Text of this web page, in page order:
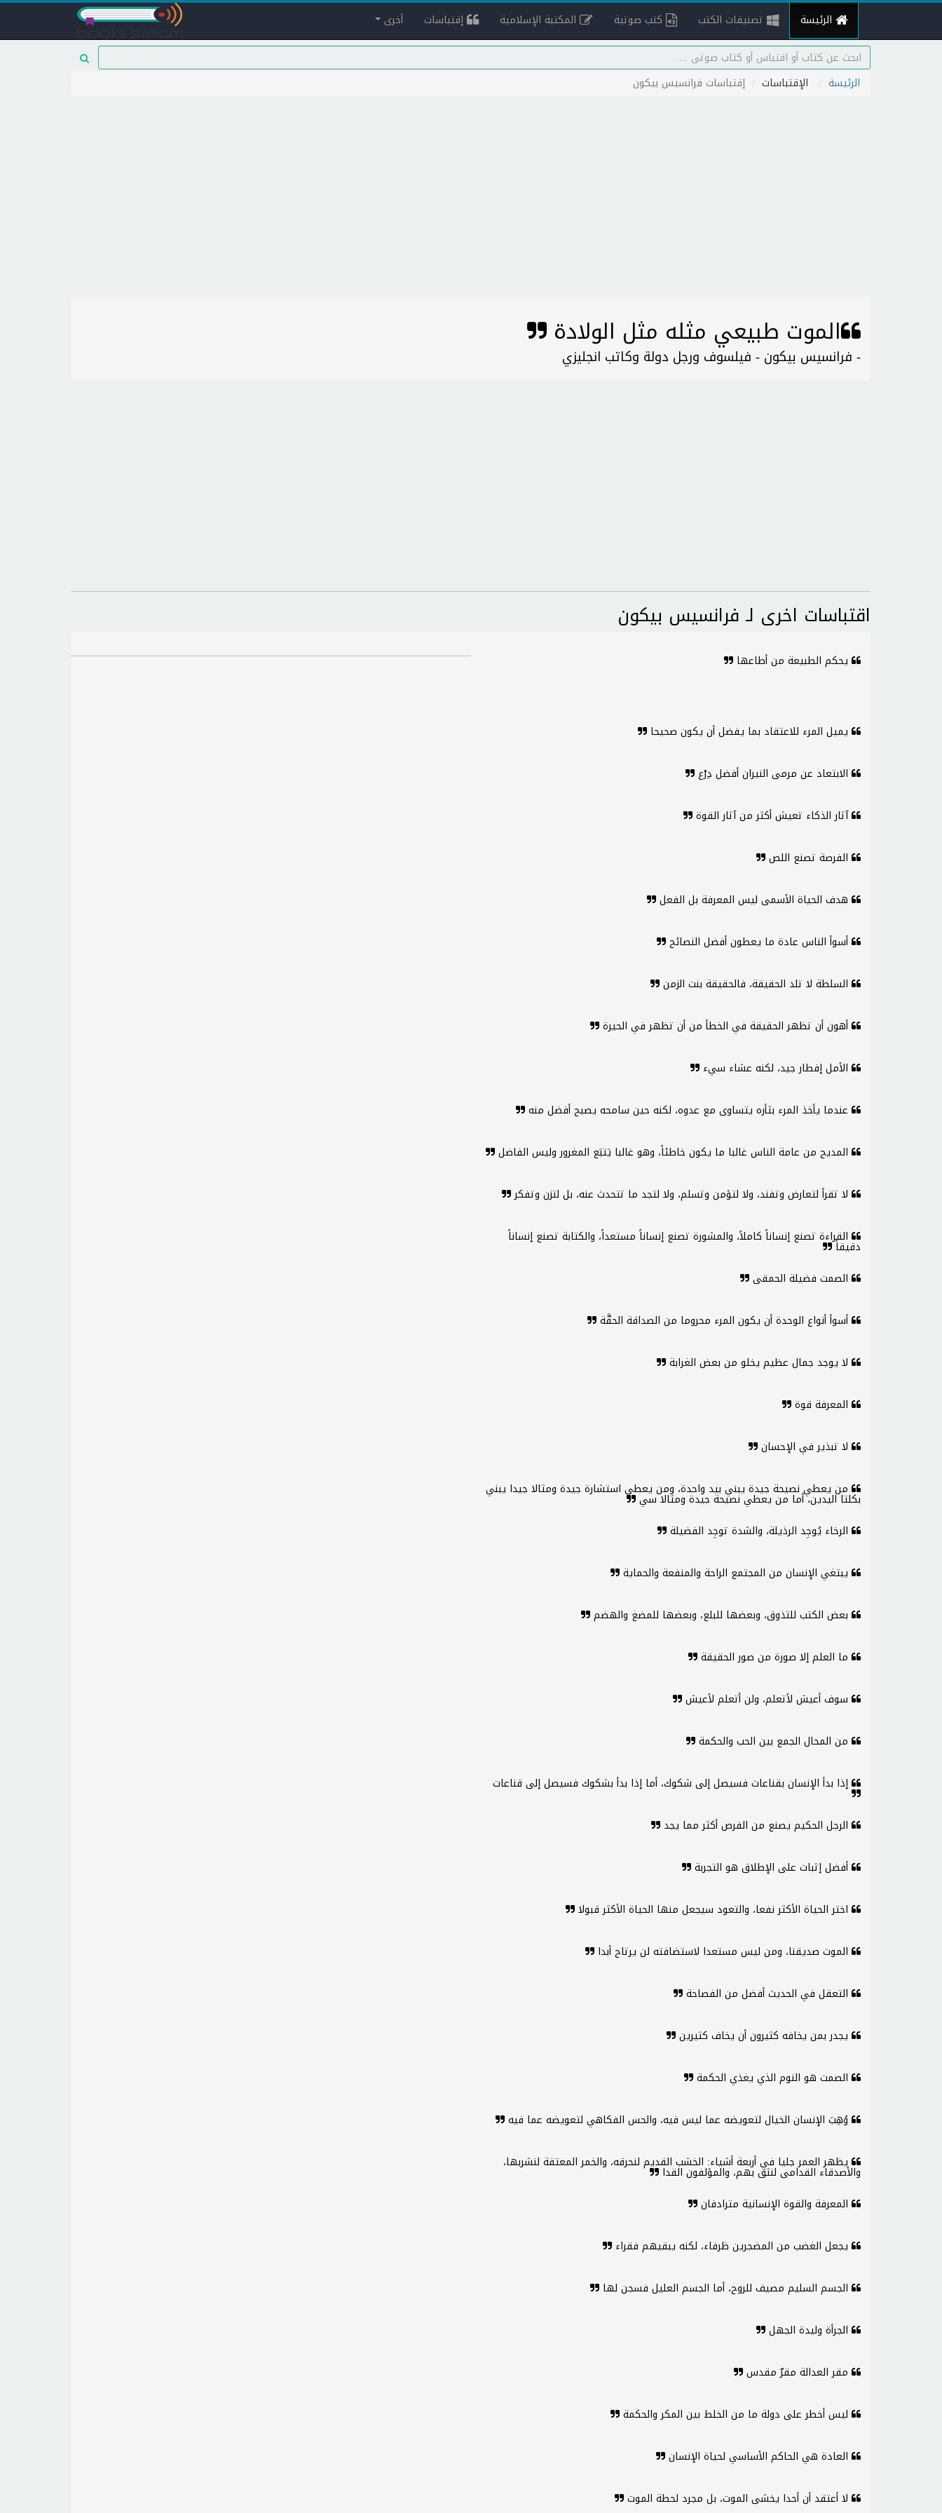
الرئيسة تصنيفات الكتب كتب صوتية المكتبة الإسلامية إقتباسات أخرى
الرئيسة الإقتباسات إقتباسات فرانسيس بيكون
الموت طبيعي مثله مثل الولادة
- فرانسيس بيكون - فيلسوف ورجل دولة وكاتب انجليزي
اقتباسات اخرى لـ فرانسيس بيكون
يحكم الطبيعة من أطاعها
يميل المرء للاعتقاد بما يفضل أن يكون صحيحا
الابتعاد عن مرمى النيران أفضل دِرْع
آثار الذكاء تعيش أكثر من آثار القوة
الفرصة تصنع اللص
هدف الحياة الأسمى ليس المعرفة بل الفعل
أسوأ الناس عادة ما يعطون أفضل النصائح
السلطة لا تلد الحقيقة، فالحقيقة بنت الزمن
أهون أن تظهر الحقيقة في الخطأ من أن تظهر في الحيرة
الأمل إفطار جيد، لكنه عشاء سيء
عندما يأخذ المرء بثأره يتساوى مع عدوه، لكنه حين سامحه يصبح أفضل منه
المديح من عامة الناس غالبا ما يكون خاطئاً، وهو غالبا يَتبَع المغرور وليس الفاضل
لا تقرأ لتعارض وتفند، ولا لتؤمن وتسلم، ولا لتجد ما تتحدث عنه، بل لتزن وتفكر
القراءة تصنع إنساناً كاملاً، والمشورة تصنع إنساناً مستعداً، والكتابة تصنع إنساناً
دقيقاً
الصمت فضيلة الحمقى
أسوأ أنواع الوحدة أن يكون المرء محروما من الصداقة الحقَّة
لا يوجد جمال عظيم يخلو من بعض الغرابة
المعرفة قوة
لا تبذير في الإحسان
من يعطي نصيحة جيدة يبني بيد واحدة، ومن يعطي استشارة جيدة ومثالا جيدا يبني
بكلتا اليدين، أما من يعطي نصيحة جيدة ومثالا سي
الرخاء يُوجِد الرذيلة، والشدة توجِد الفضيلة
يبتغي الإنسان من المجتمع الراحة والمنفعة والحماية
بعض الكتب للتذوق، وبعضها للبلع، وبعضها للمضغ والهضم
ما العلم إلا صورة من صور الحقيقة
سوف أعيش لأتعلم، ولن أتعلم لأعيش
من المحال الجمع بين الحب والحكمة
إذا بدأ الإنسان بقناعات فسيصل إلى شكوك، أما إذا بدأ بشكوك فسيصل إلى قناعات
الرجل الحكيم يصنع من الفرص أكثر مما يجد
أفضل إثبات على الإطلاق هو التجربة
اختر الحياة الأكثر نفعا، والتعود سيجعل منها الحياة الأكثر قبولا
الموت صديقنا، ومن ليس مستعدا لاستضافته لن يرتاح أبدا
التعقل في الحديث أفضل من الفصاحة
يجدر بمن يخافه كثيرون أن يخاف كثيرين
الصمت هو النوم الذي يغذي الحكمة
وُهِبَ الإنسان الخيال لتعويضه عما ليس فيه، والحس الفكاهي لتعويضه عما فيه
يظهر العمر جليا في أربعة أشياء: الخشب القديم لنحرقه، والخمر المعتقة لنشربها،
والأصدقاء القدامى لنثق بهم، والمؤلفون القدا
المعرفة والقوة الإنسانية مترادفان
يجعل الغضب من المضجرين ظرفاء، لكنه يبقيهم فقراء
الجسم السليم مصيف للروح، أما الجسم العليل فسجن لها
الجرأة وليدة الجهل
مقر العدالة مقرٌ مقدس
ليس أخطر على دولة ما من الخلط بين المكر والحكمة
العادة هي الحاكم الأساسي لحياة الإنسان
لا أعتقد أن أحدا يخشى الموت، بل مجرد لحطة الموت